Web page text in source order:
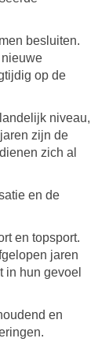
besluiten.
op de
niveau,
zijn de
zich al
en de
en topsport.
jaren
in hun gevoel
en